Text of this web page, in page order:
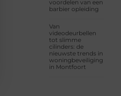
voordelen van een
barbier opleiding
Van
videodeurbellen
tot slimme
cilinders: de
nieuwste trends in
woningbeveiliging
in Montfoort